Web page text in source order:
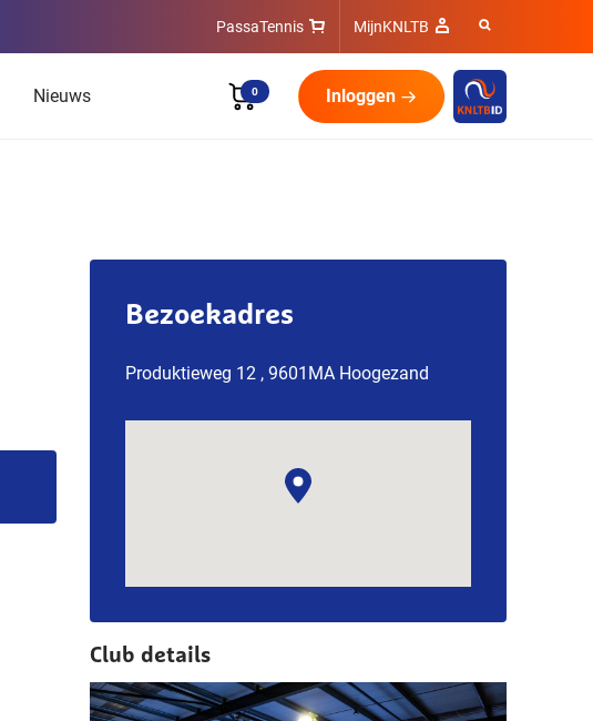
PassaTennis MijnKNLTB
Nieuws 0 Inloggen
Bezoekadres
Produktieweg 12 , 9601MA Hoogezand
Club details